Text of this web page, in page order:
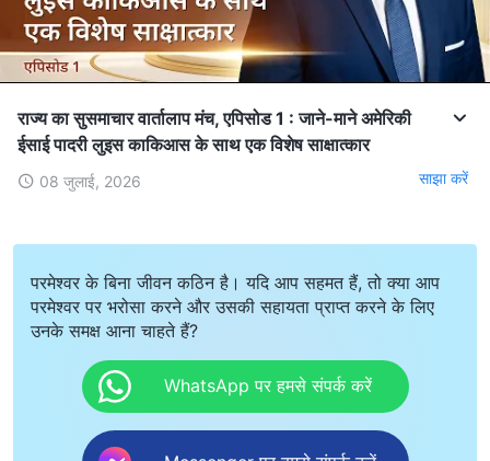
राज्य का सुसमाचार वार्तालाप मंच, एपिसोड 1 : जाने-माने अमेरिकी
ईसाई पादरी लुइस काकिआस के साथ एक विशेष साक्षात्कार
08 जुलाई, 2026 साझा करें
परमेश्वर के बिना जीवन कठिन है। यदि आप सहमत हैं, तो क्या आप
परमेश्वर पर भरोसा करने और उसकी सहायता प्राप्त करने के लिए
उनके समक्ष आना चाहते हैं?
WhatsApp पर हमसे संपर्क करें